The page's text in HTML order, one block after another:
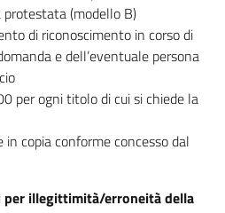
(modello B)
di riconoscimento in corso di
e dell’eventuale persona
per ogni titolo di cui si chiede la
copia conforme concesso dal
per illegittimità/erroneità della